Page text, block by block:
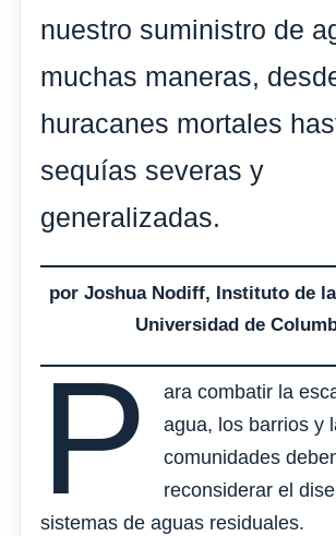
nuestro suministro de
muchas maneras,
huracanes mortales
sequías severas y
generalizadas.
por Joshua Nodiff, Instituto de
Universidad de
P
ara combatir la
agua, los barrios y
comunidades
reconsiderar el
sistemas de aguas residuales.